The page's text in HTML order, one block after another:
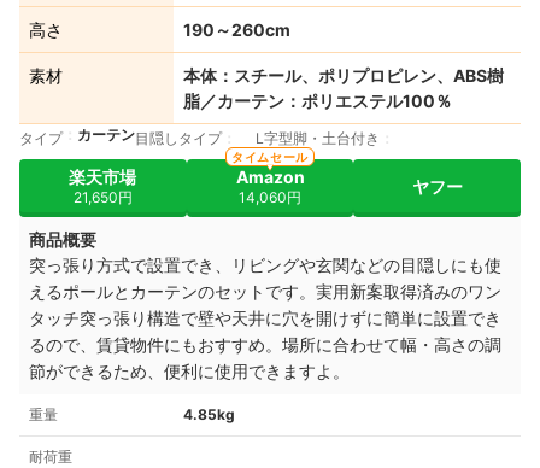
高さ 190～260cm
素材
本体：スチール、ポリプロピレン、ABS樹
脂／カーテン：ポリエステル100％
タイプ カーテン目隠しタイプ L字型脚・土台付き
楽天市場
21,650円
Amazon
14,060円
タイムセール
ヤフー
商品概要
突っ張り方式で設置でき、リビングや玄関などの目隠しにも使
えるポールとカーテンのセットです。実用新案取得済みのワン
タッチ突っ張り構造で壁や天井に穴を開けずに簡単に設置でき
るので、賃貸物件にもおすすめ。場所に合わせて幅・高さの調
節ができるため、便利に使用できますよ。
重量 4.85kg
耐荷重